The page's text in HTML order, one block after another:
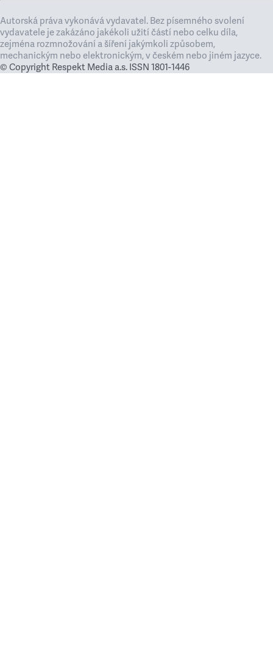
Autorská práva vykonává vydavatel. Bez písemného svolení
vydavatele je zakázáno jakékoli užití částí nebo celku díla,
zejména rozmnožování a šíření jakýmkoli způsobem,
mechanickým nebo elektronickým, v českém nebo jiném jazyce.
© Copyright Respekt Media a.s. ISSN 1801-1446